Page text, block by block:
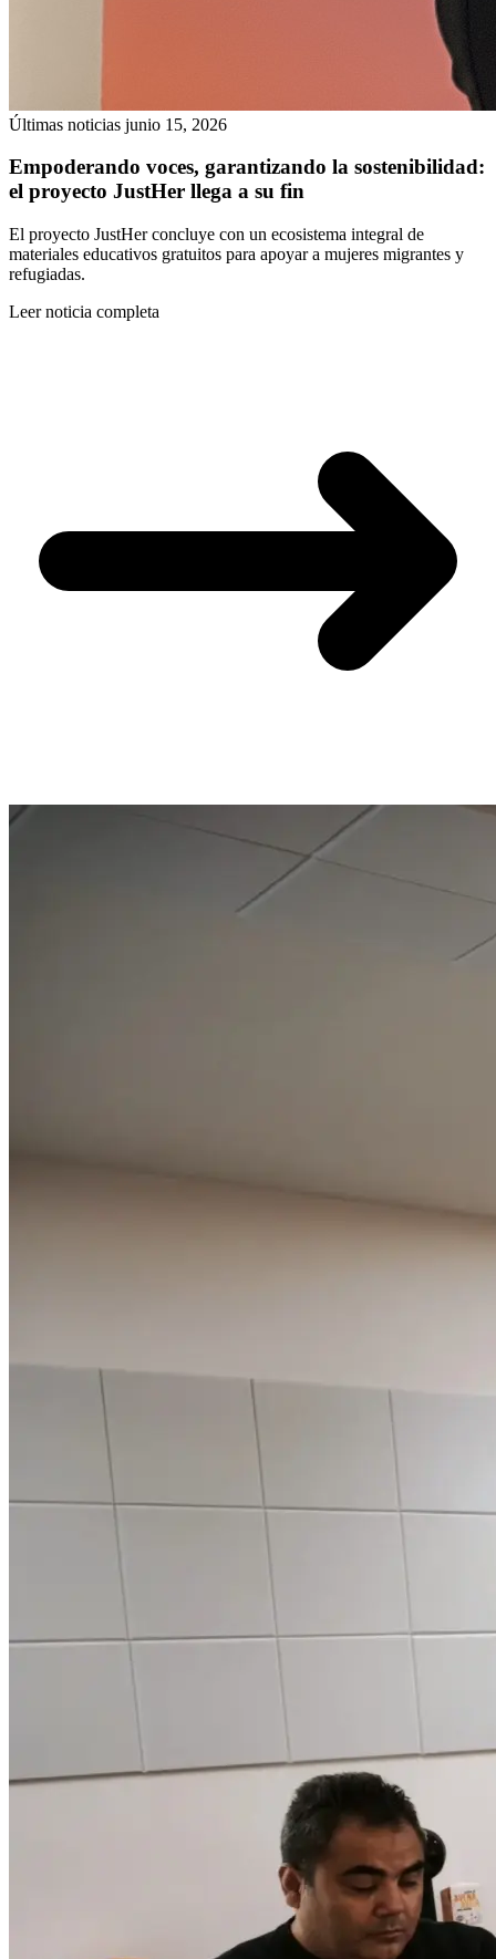
Últimas noticias junio 15, 2026
Empoderando voces, garantizando la sostenibilidad:
el proyecto JustHer llega a su fin
El proyecto JustHer concluye con un ecosistema integral de
materiales educativos gratuitos para apoyar a mujeres migrantes y
refugiadas.
Leer noticia completa